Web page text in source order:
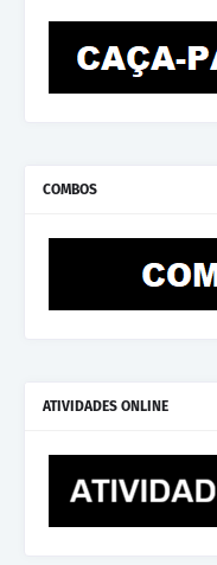
COMBOS
ATIVIDADES ONLINE